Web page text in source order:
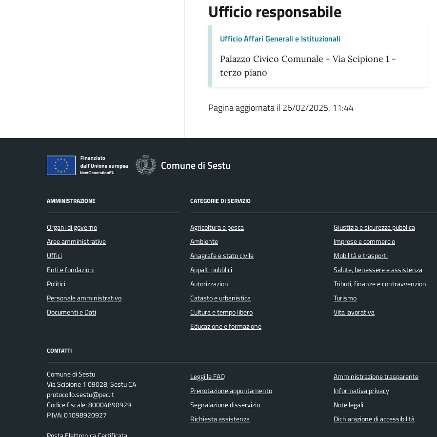
Ufficio responsabile
Ufficio Affari Generali e Istituzionali
Palazzo Civico Comunale - Via Scipione 1 -
terzo piano
Pagina aggiornata il 26/02/2025, 11:44
Comune di Sestu
AMMINISTRAZIONE
Organi di governo
Aree amministrative
Uffici
Enti e fondazioni
Politici
Personale amministrativo
Documenti e Dati
CATEGORIE DI SERVIZIO
Agricoltura e pesca
Ambiente
Anagrafe e stato civile
Appalti pubblici
Autorizzazioni
Catasto e urbanistica
Cultura e tempo libero
Educazione e formazione
Giustizia e sicurezza pubblica
Imprese e commercio
Mobilità e trasporti
Salute, benessere e assistenza
Tributi, finanze e contravvenzioni
Turismo
Vita lavorativa
CONTATTI
Comune di Sestu
Via Scipione 1 09028, Sestu CA
protocollo.sestu@pec.it
Codice fiscale: 80004890929
P.IVA: 01098920927
Leggi le FAQ
Prenotazione appuntamento
Segnalazione disservizio
Richiesta assistenza
Amministrazione trasparente
Informativa privacy
Note legali
Dichiarazione di accessibilità